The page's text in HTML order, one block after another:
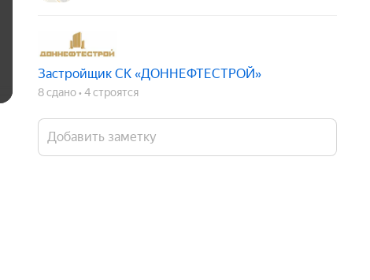
Застройщик СК «ДОННЕФТЕСТРОЙ»
8 сдано 4 строятся
Добавить заметку